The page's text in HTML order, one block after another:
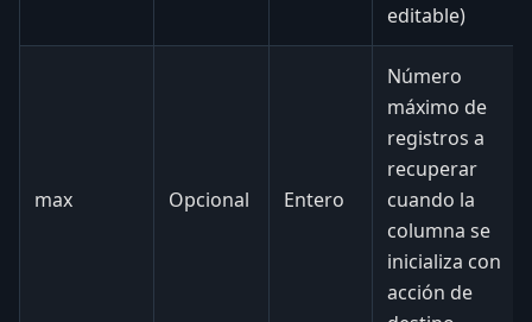
editable)
max Opcional Entero
Número
máximo de
registros a
recuperar
cuando la
columna se
inicializa con
acción de